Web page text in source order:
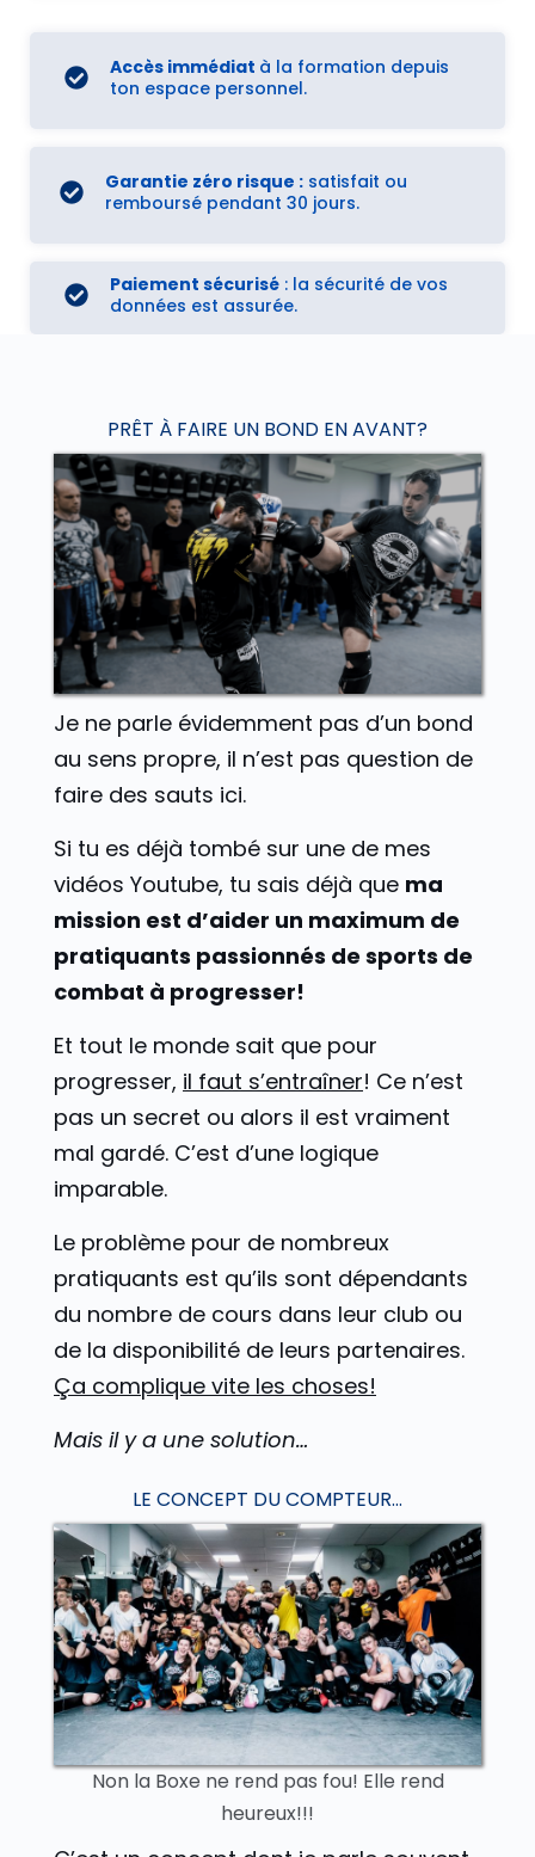
Accès immédiat à la formation depuis
ton espace personnel.
Garantie zéro risque : satisfait ou
remboursé pendant 30 jours.
Paiement sécurisé: la sécurité de vos
données est assurée.
PRÊT À FAIRE UN BOND EN AVANT?
Je ne parle évidemment pas d’un bond
au sens propre, il n’est pas question de
faire des sauts ici.
Si tu es déjà tombé sur une de mes
vidéos Youtube, tu sais déjà que ma
mission est d’aider un maximum de
pratiquants passionnés de sports de
combat à progresser!
Et tout le monde sait que pour
progresser, il faut s’entraîner! Ce n’est
pas un secret ou alors il est vraiment
mal gardé. C’est d’une logique
imparable.
Le problème pour de nombreux
pratiquants est qu’ils sont dépendants
du nombre de cours dans leur club ou
de la disponibilité de leurs partenaires.
Ça complique vite les choses!
Mais il y a une solution…
LE CONCEPT DU COMPTEUR...
Non la Boxe ne rend pas fou! Elle rend
heureux!!!